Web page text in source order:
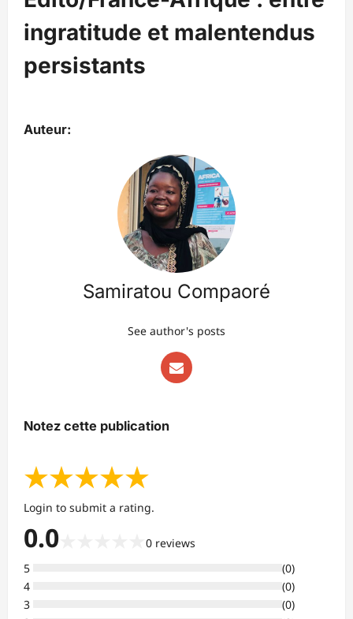
ingratitude et malentendus
persistants
Auteur:
Samiratou Compaoré
See author's posts
Notez cette publication
★★★★★
Login to submit a rating.
0.0 0 reviews
5
(0)
4
(0)
3
(0)